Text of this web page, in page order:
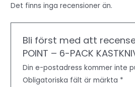
Det finns inga recensioner än.
Bli först med att
POINT – 6-PACK
Din e-postadress kommer inte
Obligatoriska fält är märkta *